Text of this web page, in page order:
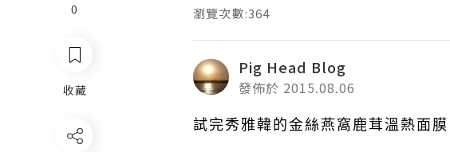
0
收藏
瀏覽次數:364
Pig Head Blog
發佈於 2015.08.06
試完秀雅韓的金絲燕窩鹿茸溫熱面